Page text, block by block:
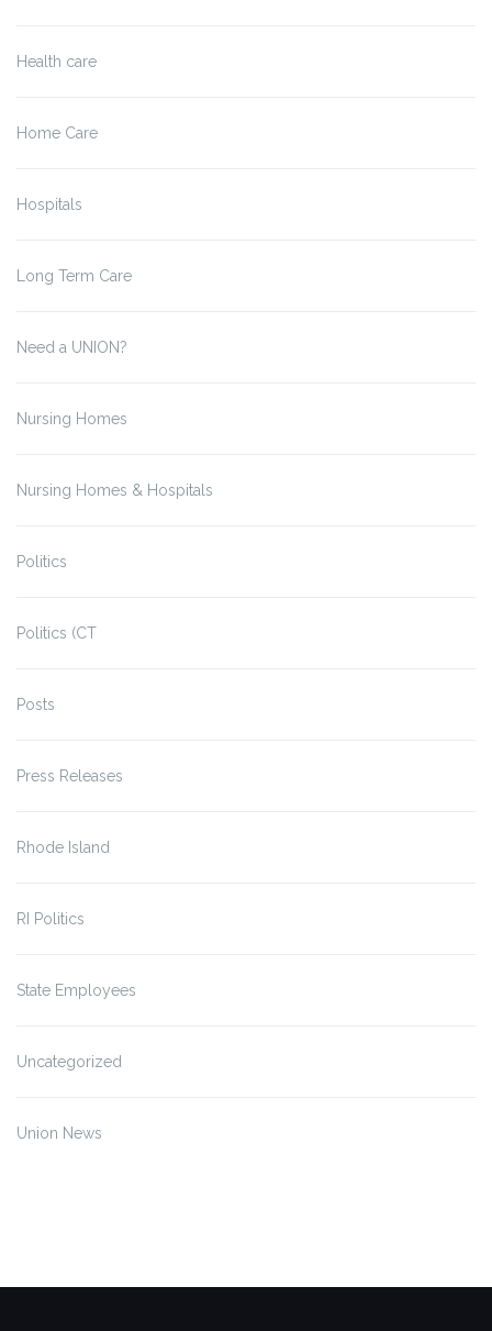
Health care
Home Care
Hospitals
Long Term Care
Need a UNION?
Nursing Homes
Nursing Homes & Hospitals
Politics
Politics (CT
Posts
Press Releases
Rhode Island
RI Politics
State Employees
Uncategorized
Union News